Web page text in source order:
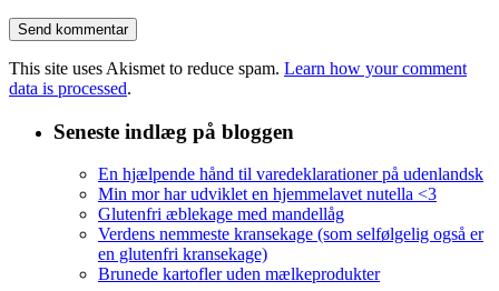
This site uses Akismet to reduce spam. Learn how your comment
data is processed.
Seneste indlæg på bloggen
En hjælpende hånd til varedeklarationer på udenlandsk
Min mor har udviklet en hjemmelavet nutella <3
Glutenfri æblekage med mandellåg
Verdens nemmeste kransekage (som selfølgelig også er
en glutenfri kransekage)
Brunede kartofler uden mælkeprodukter